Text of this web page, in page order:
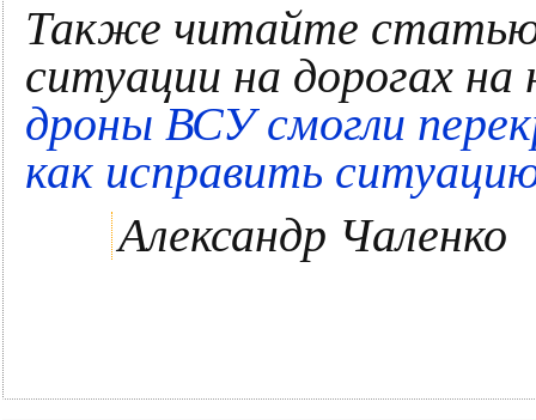
Также читайте
ситуации на дорогах
дроны ВСУ смогли
как исправить
Александр Чаленко